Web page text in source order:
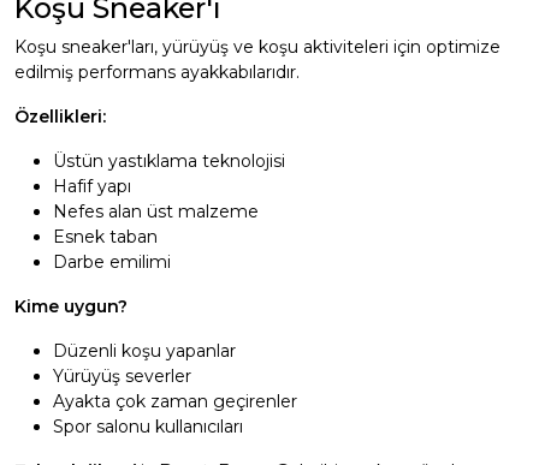
Koşu Sneaker'ı
Koşu sneaker'ları, yürüyüş ve koşu aktiviteleri için optimize
edilmiş performans ayakkabılarıdır.
Özellikleri:
Üstün yastıklama teknolojisi
Hafif yapı
Nefes alan üst malzeme
Esnek taban
Darbe emilimi
Kime uygun?
Düzenli koşu yapanlar
Yürüyüş severler
Ayakta çok zaman geçirenler
Spor salonu kullanıcıları